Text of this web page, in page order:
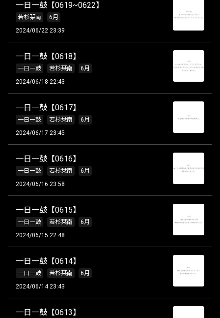
一日一鼓【0619~0622】
若杉栞南
6月
2024/06/22 23:39
一日一鼓【0618】
一日一鼓 若杉栞南
6月
2024/06/18 22:43
一日一鼓【0617】
一日一鼓 若杉栞南
6月
2024/06/17 23:45
一日一鼓【0616】
一日一鼓 若杉栞南
6月
2024/06/16 23:58
一日一鼓【0615】
一日一鼓 若杉栞南
6月
2024/06/15 22:48
一日一鼓【0614】
一日一鼓 若杉栞南
6月
2024/06/14 23:43
一日一鼓【0613】